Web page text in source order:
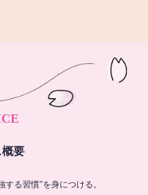
要
する習慣”を身につける。